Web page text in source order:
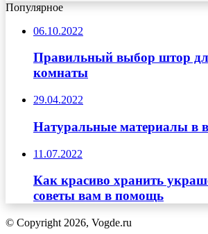
Популярное
06.10.2022
Правильный выбор штор
комнаты
29.04.2022
Натуральные материалы в
11.07.2022
Как красиво хранить
советы вам в помощь
© Copyright 2026, Vogde.ru